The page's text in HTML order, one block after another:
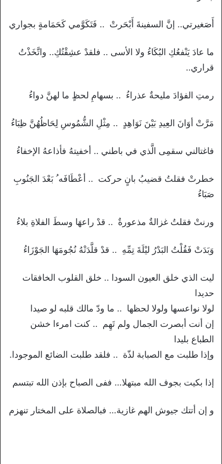
أَصَغيرتي.. إنَّ السفينةَ أَبْحَرتْ .. فَتَكَوَّمي كَحَمَامةٍ بجواري
ما عادَ يَنْفعُكِ البُكَاءُ ولا الأسى .. فلقدْ عشِقْتُكِ.. واتَّخَذْتُ
قراري..
رمتِ الفؤادَ مليحةٌ عذراءُ .. بسهامِ لحظٍ ما لهنَّ دواءُ
مَرَّتْ أوَانَ العِيدِ بَيْنَ نَوَاهِدٍ .. مِثْلِ الشُّمُوسِ لِحَاظُهُنَّ ظِبَاءُ
فاغتالني سقمِى الَّذي في باطني .. أخفيتهُ فأذاعهُ الإخفاءُ
خطرتْ فقلتُ قضيبُ بانٍ حركت .. أعْطَافَه ُ بَعْدَ الجَنُوبِ
صَبَاءُ
ورنتْ فقلتُ غزالةٌ مذعورةٌ .. قدْ راعهَا وسطَ الفلاةِ بلاءُ
وَبَدَتْ فَقُلْتُ البَدْرُ ليْلَةَ تِمِّهِ .. قدْ قلَّدَتْهُ نُجُومَهَا الجَوْزَاءُ
ليت الذي خلق العيون السودا .. خلق القلوب الخافقات
حديدا
لولا نواعسها ولولا لحظها .. ما ودّ مالك قلبه لو صيدا
إن أنت أبصرت الجمال ولم تَهِم .. كنت امرءا خشن
الطباع بليدا
وإذا طلبت مع الصبابة لذّة .. فلقد طلبت الضائع الموجودا.
إذا بكيت بجوف الله مبتهلا… ففى الصباح بإذن الله تبتسم
و إن أتتك جيوش الهم غازية… فبالصلاة على المختار تنهزم